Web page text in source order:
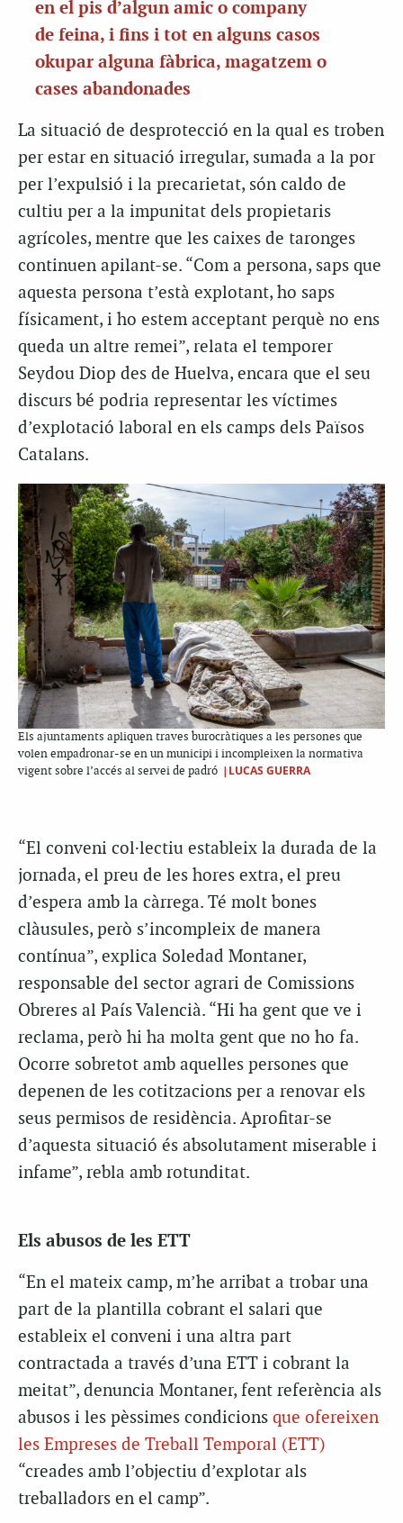
en el pis d’algun amic o company
de feina, i fins i tot en alguns casos
okupar alguna fàbrica, magatzem o
cases abandonades
La situació de desprotecció en la qual es troben
per estar en situació irregular, sumada a la por
per l’expulsió i la precarietat, són caldo de
cultiu per a la impunitat dels propietaris
agrícoles, mentre que les caixes de taronges
continuen apilant-se. “Com a persona, saps que
aquesta persona t’està explotant, ho saps
físicament, i ho estem acceptant perquè no ens
queda un altre remei”, relata el temporer
Seydou Diop des de Huelva, encara que el seu
discurs bé podria representar les víctimes
d’explotació laboral en els camps dels Països
Catalans.
Els ajuntaments apliquen traves burocràtiques a les persones que
volen empadronar-se en un municipi i incompleixen la normativa
vigent sobre l’accés al servei de padró |LUCAS GUERRA
“El conveni col·lectiu estableix la durada de la
jornada, el preu de les hores extra, el preu
d’espera amb la càrrega. Té molt bones
clàusules, però s’incompleix de manera
contínua”, explica Soledad Montaner,
responsable del sector agrari de Comissions
Obreres al País Valencià. “Hi ha gent que ve i
reclama, però hi ha molta gent que no ho fa.
Ocorre sobretot amb aquelles persones que
depenen de les cotitzacions per a renovar els
seus permisos de residència. Aprofitar-se
d’aquesta situació és absolutament miserable i
infame”, rebla amb rotunditat.
Els abusos de les ETT
“En el mateix camp, m’he arribat a trobar una
part de la plantilla cobrant el salari que
estableix el conveni i una altra part
contractada a través d’una ETT i cobrant la
meitat”, denuncia Montaner, fent referència als
abusos i les pèssimes condicions que ofereixen
les Empreses de Treball Temporal (ETT)
“creades amb l’objectiu d’explotar als
treballadors en el camp”.